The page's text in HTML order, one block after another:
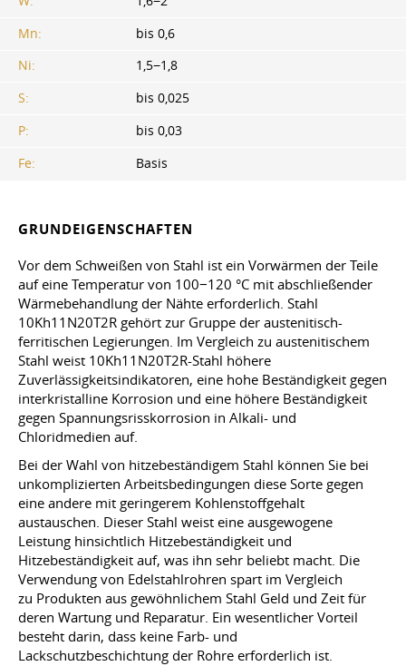
Mn:
bis 0,6
Ni:
1,5−1,8
S:
bis 0,025
P:
bis 0,03
Fe:
Basis
GRUNDEIGENSCHAFTEN
Vor dem Schweißen von Stahl ist ein Vorwärmen der Teile
auf eine Temperatur von 100−120 °C mit abschließender
Wärmebehandlung der Nähte erforderlich. Stahl
10Kh11N20T2R gehört zur Gruppe der austenitisch-
ferritischen Legierungen. Im Vergleich zu austenitischem
Stahl weist 10Kh11N20T2R-Stahl höhere
Zuverlässigkeitsindikatoren, eine hohe Beständigkeit gegen
interkristalline Korrosion und eine höhere Beständigkeit
gegen Spannungsrisskorrosion in Alkali- und
Chloridmedien auf.
Bei der Wahl von hitzebeständigem Stahl können Sie bei
unkomplizierten Arbeitsbedingungen diese Sorte gegen
eine andere mit geringerem Kohlenstoffgehalt
austauschen. Dieser Stahl weist eine ausgewogene
Leistung hinsichtlich Hitzebeständigkeit und
Hitzebeständigkeit auf, was ihn sehr beliebt macht. Die
Verwendung von Edelstahlrohren spart im Vergleich
zu Produkten aus gewöhnlichem Stahl Geld und Zeit für
deren Wartung und Reparatur. Ein wesentlicher Vorteil
besteht darin, dass keine Farb- und
Lackschutzbeschichtung der Rohre erforderlich ist.